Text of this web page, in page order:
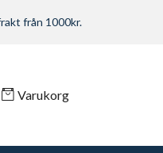
från 1000kr.
Varukorg